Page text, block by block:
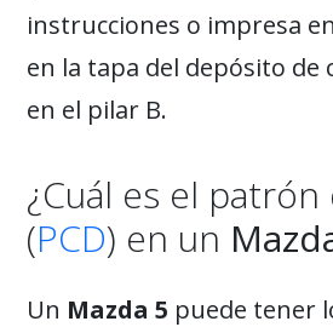
instrucciones o impresa
en la tapa del depósito de
en el pilar B.
¿Cuál es el
(PCD) en un
Un Mazda 5 puede tener